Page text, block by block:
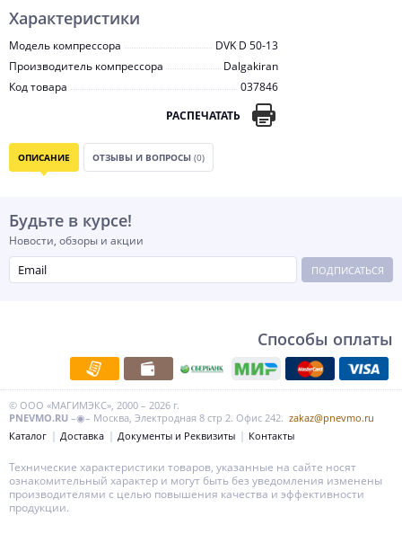
Характеристики
Модель компрессора
DVK D 50-13
Производитель компрессора
Dalgakiran
Код товара
037846
РАСПЕЧАТАТЬ
ОПИСАНИЕ ОТЗЫВЫ И ВОПРОСЫ (0)
Будьте в курсе!
Новости, обзоры и акции
ПОДПИСАТЬСЯ
Способы оплаты
© ООО «МАГИМЭКС», 2000 – 2026 г.
PNEVMO.RU –◉– Москва, Электродная 8 стр 2. Офис 242. zakaz@pnevmo.ru
Каталог
Доставка Документы и Реквизиты Контакты
Технические характеристики товаров, указанные на сайте носят
ознакомительный характер и могут быть без уведомления изменены
производителями с целью повышения качества и эффективности
продукции.